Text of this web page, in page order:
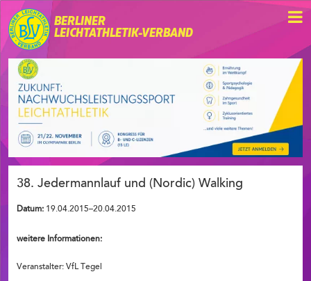
BERLINER
LEICHTATHLETIK-VERBAND
38. Jedermannlauf und (Nordic) Walking
Datum: 19.04.2015–20.04.2015
weitere Informationen:
Veranstalter: VfL Tegel